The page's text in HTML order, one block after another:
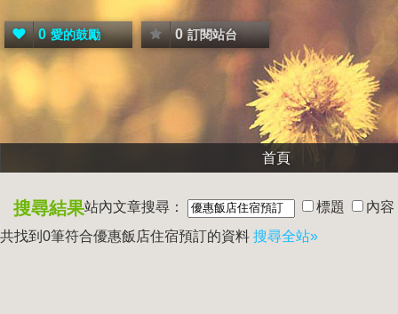
0 愛的鼓勵 0 訂閱站台
首頁
搜尋結果站內文章搜尋： 標題
內容
共找到0筆符合優惠飯店住宿預訂的資料 搜尋全站»